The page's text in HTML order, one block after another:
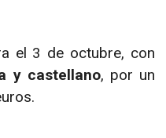
el 3 de octubre, con
y castellano, por un